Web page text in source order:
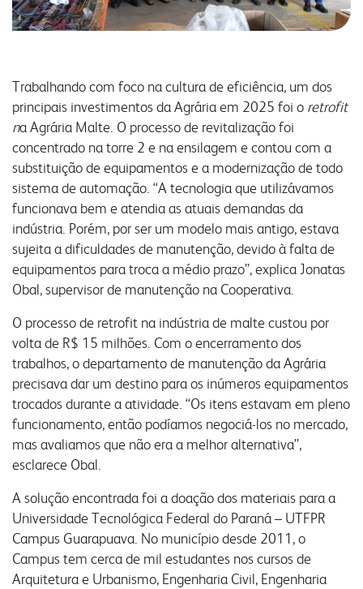
pesquisa
florestal
administração
parceiros comerciais
relatório anual
grits e flakes
comunidade
fundação semmelweis
esporte e lazer
sustentabilidade
nossa conduta
vídeo nossa conduta
programa nossa conduta
canal de conduta
fornecedores
seja fornecedor
gestão integrada
nossa cultura
autoavaliação
serviços e sistemas notícias fale conosco
produtos
congresso bovino
malte
inicial
produtos
laudos
receitas
do campo ao copo
biblioteca digital
vídeos
contatos comerciais
óleo e farelo
a indústria
laudos
certificações
transportes
contatos
farinhas
uso industrial
uso profissional
uso doméstico
laudos
portfólio digital
grits e flakes
produtos
laudos
contatos
bms
Trabalhando com foco na cultura de eficiência, um dos
principais investimentos da Agrária em 2025 foi o retrofit
na Agrária Malte. O processo de revitalização foi
concentrado na torre 2 e na ensilagem e contou com a
substituição de equipamentos e a modernização de todo
sistema de automação. “A tecnologia que utilizávamos
funcionava bem e atendia as atuais demandas da
indústria. Porém, por ser um modelo mais antigo, estava
sujeita a dificuldades de manutenção, devido à falta de
equipamentos para troca a médio prazo”, explica Jonatas
Obal, supervisor de manutenção na Cooperativa.
O processo de retrofit na indústria de malte custou por
volta de R$ 15 milhões. Com o encerramento dos
trabalhos, o departamento de manutenção da Agrária
precisava dar um destino para os inúmeros equipamentos
trocados durante a atividade. “Os itens estavam em pleno
funcionamento, então podíamos negociá-los no mercado,
mas avaliamos que não era a melhor alternativa”,
esclarece Obal.
A solução encontrada foi a doação dos materiais para a
Universidade Tecnológica Federal do Paraná – UTFPR
Campus Guarapuava. No município desde 2011, o
Campus tem cerca de mil estudantes nos cursos de
Arquitetura e Urbanismo, Engenharia Civil, Engenharia